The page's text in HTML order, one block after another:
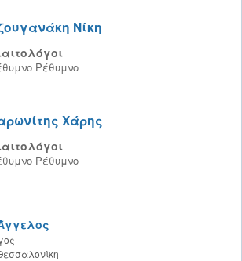
Νίκη
Ρέθυμνο
Χάρης
Ρέθυμνο